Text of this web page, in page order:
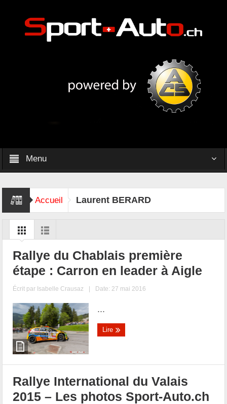
Menu
Accueil Laurent BERARD
Rallye du Chablais première
étape : Carron en leader à Aigle
Écrit par Isabelle Crausaz | Date: 27 mai 2016
...
Lire
Rallye International du Valais
2015 – Les photos Sport-Auto.ch